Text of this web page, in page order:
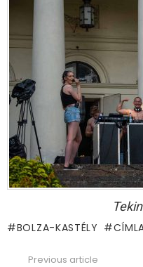
BOLZA-KASTÉLY
Previous article